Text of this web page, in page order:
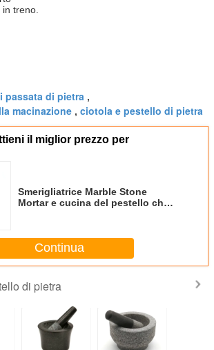
treno.
passata di pietra ,
macinazione , ciotola e pestello di pietra
il miglior prezzo per
Smerigliatrice Marble Stone
Mortar e cucina del pestello che
Continua
di pietra